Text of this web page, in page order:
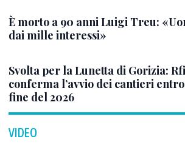
È morto a 90 anni Luigi Treu:
dai mille interessi»
Svolta per la Lunetta di Gorizia: Rfi
conferma l’avvio dei cantieri
fine del 2026
VIDEO